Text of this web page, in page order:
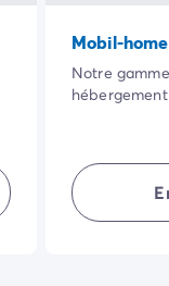
Mobil-
Notre
terrasse au
privative…
vacances